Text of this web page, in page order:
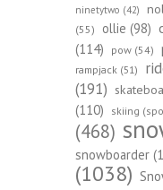
ninetytwo (42)
(55)
ollie (98)
(114)
pow (54)
rampjack (51)
(191)
(110)
skiing
(468)
snowboarder
(1038)